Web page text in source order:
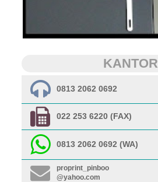
KANTOR
0813 2062 0692
022 253 6220 (FAX)
0813 2062 0692 (WA)
proprint_pinboo
@yahoo.com